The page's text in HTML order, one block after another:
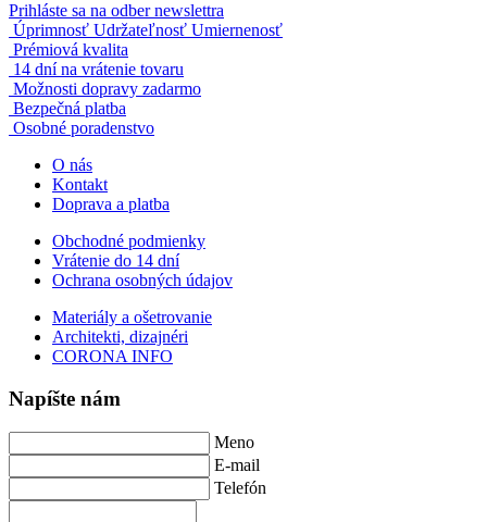
Prihláste sa na odber newslettra
Úprimnosť Udržateľnosť Umiernenosť
Prémiová kvalita
14 dní na vrátenie tovaru
Možnosti dopravy zadarmo
Bezpečná platba
Osobné poradenstvo
O nás
Kontakt
Doprava a platba
Obchodné podmienky
Vrátenie do 14 dní
Ochrana osobných údajov
Materiály a ošetrovanie
Architekti, dizajnéri
CORONA INFO
Napíšte nám
Meno
E-mail
Telefón